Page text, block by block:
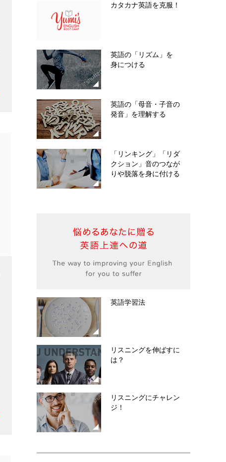
カタカナ英語を克服！
英語の「リズム」を
身につける
英語の「母音・子音の
発音」を理解する
「リンキング」「リダ
クション」音のつなが
りや脱落を身に付ける
英語学習法
リスニングを伸ばすに
は？
リスニングにチャレン
ジ！